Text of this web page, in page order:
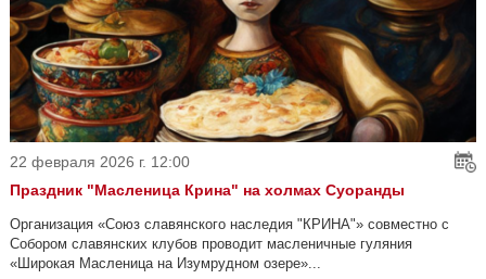
22 февраля 2026 г. 12:00
Праздник "Масленица Крина" на холмах Суоранды
Организация «Союз славянского наследия "КРИНА"» совместно с
Собором славянских клубов проводит масленичные гуляния
«Широкая Масленица на Изумрудном озере»...